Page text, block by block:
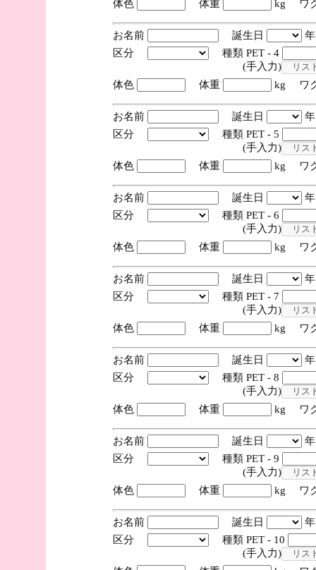
体色
体重 kg ワ
お名前 誕生日
区分
種類 PET - 4
(手入力)
体色
体重 kg ワ
お名前 誕生日
区分
種類 PET - 5
(手入力)
体色
体重 kg ワ
お名前 誕生日
区分
種類 PET - 6
(手入力)
体色
体重 kg ワ
お名前 誕生日
区分
種類 PET - 7
(手入力)
体色
体重 kg ワ
お名前 誕生日
区分
種類 PET - 8
(手入力)
体色
体重 kg ワ
お名前 誕生日
区分
種類 PET - 9
(手入力)
体色
体重 kg ワ
お名前 誕生日
区分
種類 PET - 10
(手入力)